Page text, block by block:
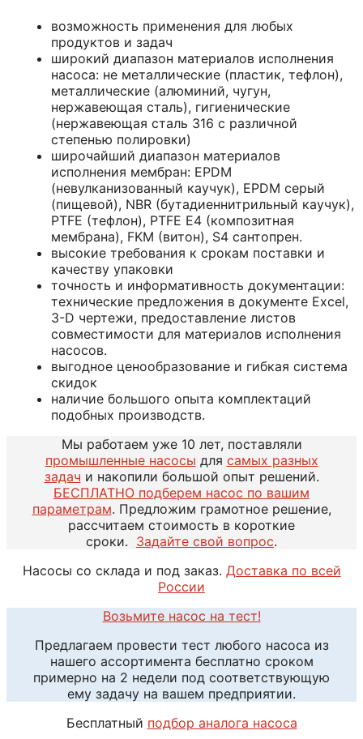
возможность применения для любых
продуктов и задач
широкий диапазон материалов исполнения
насоса: не металлические (пластик, тефлон),
металлические (алюминий, чугун,
нержавеющая сталь), гигиенические
(нержавеющая сталь 316 с различной
степенью полировки)
широчайший диапазон материалов
исполнения мембран: EPDM
(невулканизованный каучук), EPDM серый
(пищевой), NBR (бутадиеннитрильный каучук),
PTFE (тефлон), PTFE E4 (композитная
мембрана), FKM (витон), S4 сантопрен.
высокие требования к срокам поставки и
качеству упаковки
точность и информативность документации:
технические предложения в документе Excel,
3-D чертежи, предоставление листов
совместимости для материалов исполнения
насосов.
выгодное ценообразование и гибкая система
скидок
наличие большого опыта комплектаций
подобных производств.
Мы работаем уже 10 лет, поставляли
промышленные насосы для самых разных
задач и накопили большой опыт решений.
БЕСПЛАТНО подберем насос по вашим
параметрам. Предложим грамотное решение,
рассчитаем стоимость в короткие
сроки. Задайте свой вопрос.
Насосы со склада и под заказ. Доставка по всей
России
Возьмите насос на тест!
Предлагаем провести тест любого насоса из
нашего ассортимента бесплатно сроком
примерно на 2 недели под соответствующую
ему задачу на вашем предприятии.
Бесплатный подбор аналога насоса